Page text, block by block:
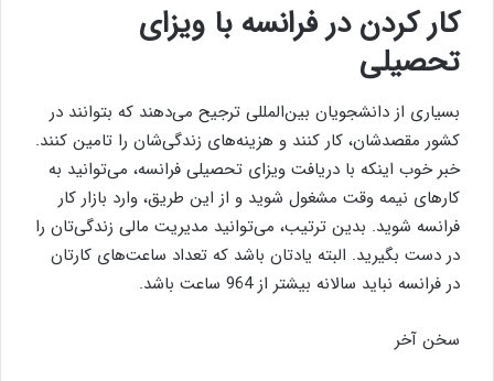
کار کردن در فرانسه با ویزای
تحصیلی
بسیاری از دانشجویان بین‌المللی ترجیح می‌دهند که بتوانند در
کشور مقصدشان، کار کنند و هزینه‌های زندگی‌شان را تامین کنند.
خبر خوب اینکه با دریافت ویزای تحصیلی فرانسه، می‌توانید به
کارهای نیمه وقت مشغول شوید و از این طریق، وارد بازار کار
فرانسه شوید. بدین ترتیب، می‌‌توانید مدیریت مالی زندگی‌تان را
در دست بگیرید. البته یادتان باشد که تعداد ساعت‌های کارتان
در فرانسه نباید سالانه بیشتر از 964 ساعت باشد.
سخن آخر